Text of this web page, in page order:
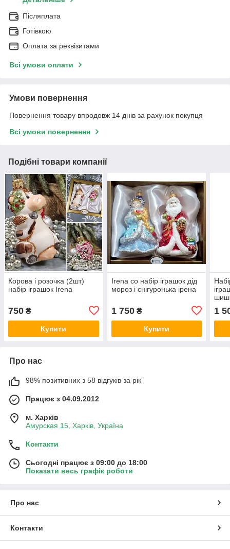
Післяплата
Готівкою
Оплата за реквізитами
Всі умови оплати
Умови повернення
Повернення товару впродовж 14 днів за рахунок покупця
Всі умови повернення
Подібні товари компанії
Корова і розочка (2шт)
набір іграшок Irena
750 ₴
Купити
Irena co набір іграшок дід
мороз і снігуронька ірена
1 750₴
Купити
1
Про нас
98% позитивних з 58 відгуків за рік
Працює з 04.09.2012
м. Харків
Амурская 15, Харків, Україна
Контакти
Сьогодні працює з 09:00 до 18:00
Показати весь графік роботи
Про нас
Контакти